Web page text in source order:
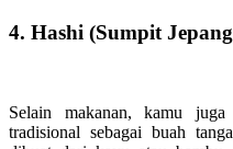
4. Hashi (Sumpit
Selain makanan, kamu
tradisional sebagai buah